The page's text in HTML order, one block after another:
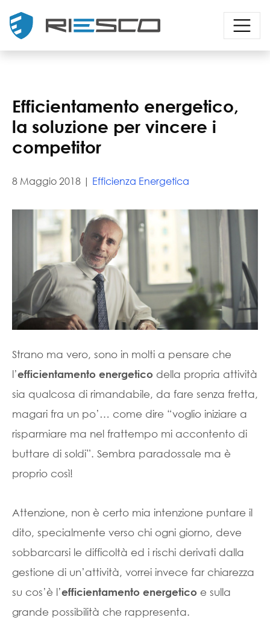
Efficientamento energetico,
la soluzione per vincere i
competitor
8 Maggio 2018 | Efficienza Energetica
Strano ma vero, sono in molti a pensare che
l’efficientamento energetico della propria attività
sia qualcosa di rimandabile, da fare senza fretta,
magari fra un po’… come dire “voglio iniziare a
risparmiare ma nel frattempo mi accontento di
buttare di soldi”. Sembra paradossale ma è
proprio così!
Attenzione, non è certo mia intenzione puntare il
dito, specialmente verso chi ogni giorno, deve
sobbarcarsi le difficoltà ed i rischi derivati dalla
gestione di un’attività, vorrei invece far chiarezza
su cos’è l’efficientamento energetico e sulla
grande possibilità che rappresenta.